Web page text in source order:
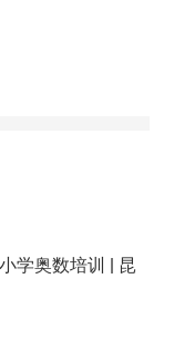
学奥数培训 | 昆